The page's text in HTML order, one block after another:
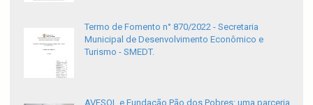
Termo de Fomento n° 870/2022 - Secretaria
Municipal de Desenvolvimento Econômico e
Turismo - SMEDT.
AVESOL e Fundação Pão dos Pobres: uma parceria